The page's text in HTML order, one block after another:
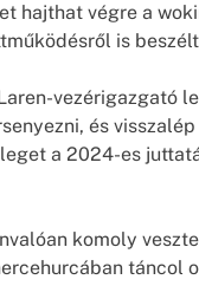
hajthat végre a
is
vezérigazgató
és
a 2024-es
komoly
táncol